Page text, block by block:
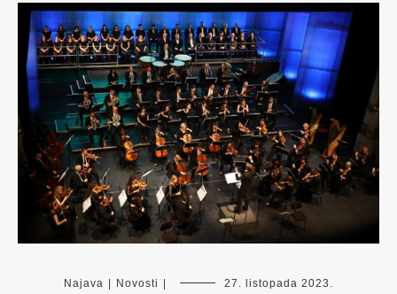
Najava | Novosti | 27. listopada 2023.